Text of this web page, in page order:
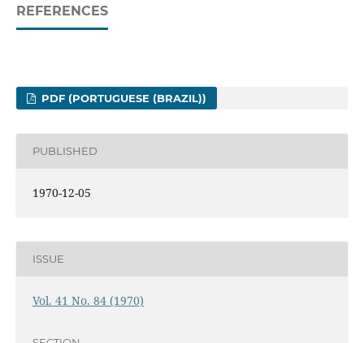
REFERENCES
PDF (PORTUGUESE (BRAZIL))
PUBLISHED
1970-12-05
ISSUE
Vol. 41 No. 84 (1970)